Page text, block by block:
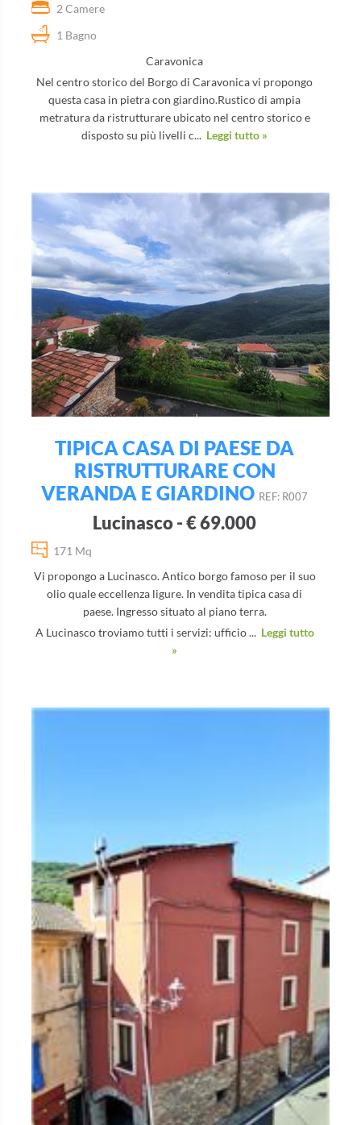
2 Camere
1 Bagno
Caravonica
Nel centro storico del Borgo di Caravonica vi propongo
questa casa in pietra con giardino.Rustico di ampia
metratura da ristrutturare ubicato nel centro storico e
disposto su più livelli c... Leggi tutto »
TIPICA CASA DI PAESE DA
RISTRUTTURARE CON
VERANDA E GIARDINO REF: R007
Lucinasco - € 69.000
171 Mq
Vi propongo a Lucinasco. Antico borgo famoso per il suo
olio quale eccellenza ligure. In vendita tipica casa di
paese. Ingresso situato al piano terra.
A Lucinasco troviamo tutti i servizi: ufficio ... Leggi tutto
»